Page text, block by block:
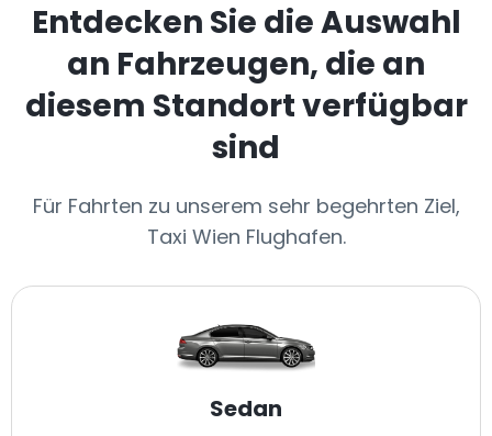
Entdecken Sie die Auswahl
an Fahrzeugen, die an
diesem Standort verfügbar
sind
Für Fahrten zu unserem sehr begehrten Ziel,
Taxi Wien Flughafen.
Sedan